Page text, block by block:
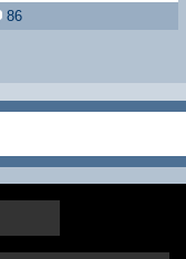
86